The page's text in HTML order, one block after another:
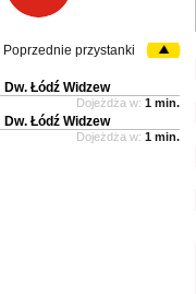
Poprzednie przystanki
Dw. Łódź Widzew
Dojeżdża w: 1 min.
Dw. Łódź Widzew
Dojeżdża w: 1 min.